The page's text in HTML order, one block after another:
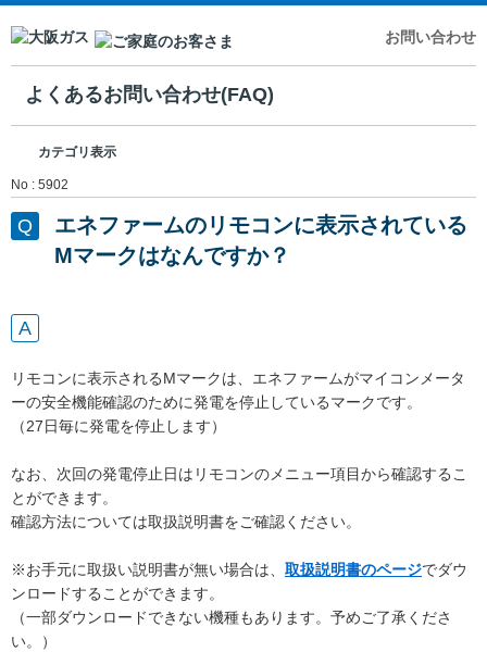
お問い合わせ
よくあるお問い合わせ(FAQ)
カテゴリ表示
No : 5902
エネファームのリモコンに表示されている
Mマークはなんですか？
リモコンに表示されるMマークは、エネファームがマイコンメータ
ーの安全機能確認のために発電を停止しているマークです。
（27日毎に発電を停止します）
なお、次回の発電停止日はリモコンのメニュー項目から確認するこ
とができます。
確認方法については取扱説明書をご確認ください。
※お手元に取扱い説明書が無い場合は、 取扱説明書のページでダウ
ンロードすることができます。
（一部ダウンロードできない機種もあります。予めご了承くださ
い。）